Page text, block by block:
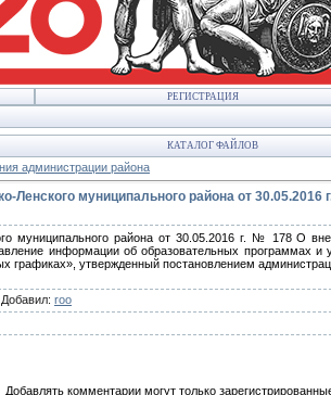
РЕГИСТРАЦИЯ
КАТАЛОГ ФАЙЛОВ
администрации района
Ленского муниципального района от 30.05.2016
муниципального района от 30.05.2016 г. № 178 О
информации об образовательных программах
графиках», утвержденный постановлением
Добавил: roo
Добавлять комментарии могут только